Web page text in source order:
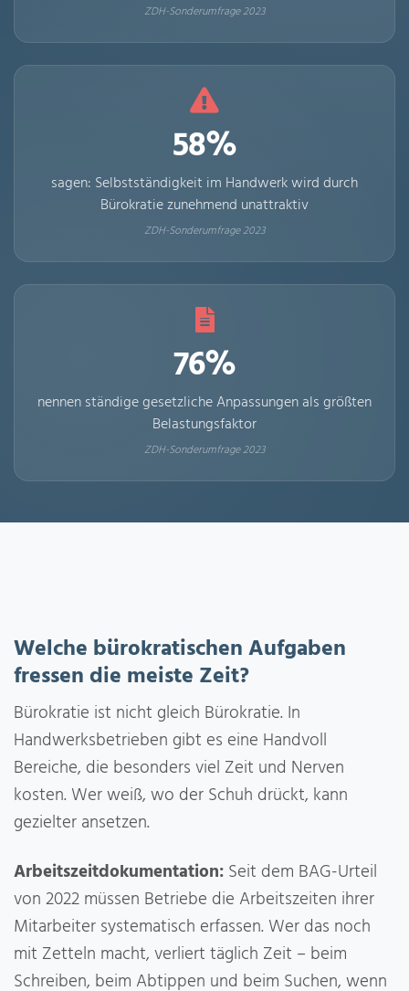
ZDH-Sonderumfrage 2023
58%
sagen: Selbstständigkeit im Handwerk wird durch
Bürokratie zunehmend unattraktiv
ZDH-Sonderumfrage 2023
76%
nennen ständige gesetzliche Anpassungen als größten
Belastungsfaktor
ZDH-Sonderumfrage 2023
Welche bürokratischen Aufgaben
fressen die meiste Zeit?
Bürokratie ist nicht gleich Bürokratie. In
Handwerksbetrieben gibt es eine Handvoll
Bereiche, die besonders viel Zeit und Nerven
kosten. Wer weiß, wo der Schuh drückt, kann
gezielter ansetzen.
Arbeitszeitdokumentation: Seit dem BAG-Urteil
von 2022 müssen Betriebe die Arbeitszeiten ihrer
Mitarbeiter systematisch erfassen. Wer das noch
mit Zetteln macht, verliert täglich Zeit – beim
Schreiben, beim Abtippen und beim Suchen, wenn